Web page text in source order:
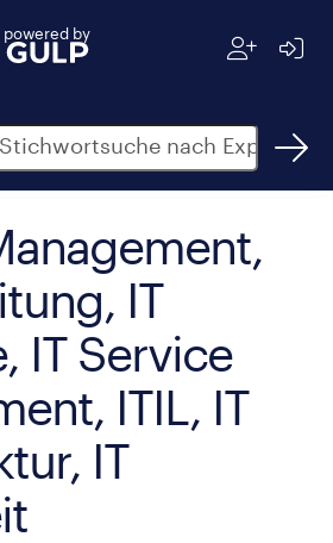
powered by
IT
IT Service
ITIL, IT
IT